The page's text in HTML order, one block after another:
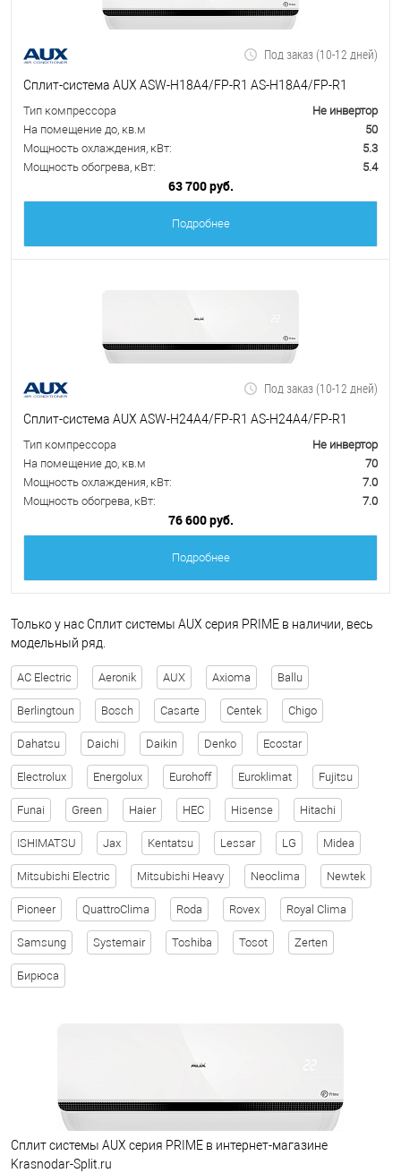
AC Electric Aeronik AUX Axioma Ballu
Berlingtoun Bosch Casarte Centek Chigo
Dahatsu Daichi Daikin Denko Ecostar
Electrolux Energolux Eurohoff Euroklimat Fujitsu
Funai Green Haier HEC Hisense Hitachi
ISHIMATSU Jax Kentatsu Lessar LG Midea
Mitsubishi Electric Mitsubishi Heavy Neoclima Newtek
Pioneer QuattroClima Roda Rovex Royal Clima
Samsung Systemair Toshiba Tosot Zerten
Бирюса
Под заказ (10-12 дней)
Сплит-система AUX ASW-H18A4/FP-R1 AS-H18A4/FP-R1
Тип компрессора
Не инвертор
На помещение до, кв.м
50
Мощность охлаждения, кВт:
5.3
Мощность обогрева, кВт:
5.4
63 700 руб.
Подробнее
Под заказ (10-12 дней)
Сплит-система AUX ASW-H24A4/FP-R1 AS-H24A4/FP-R1
Тип компрессора
Не инвертор
На помещение до, кв.м
70
Мощность охлаждения, кВт:
7.0
Мощность обогрева, кВт:
7.0
76 600 руб.
Подробнее
Сплит системы AUX серия PRIME в интернет-магазине
Krasnodar-Split.ru
Только у нас Сплит системы AUX серия PRIME в наличии, весь
модельный ряд.